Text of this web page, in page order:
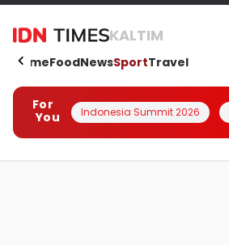
KALTIM
HomeFoodNewsSportTravel
For
You
Indonesia Summit 2026